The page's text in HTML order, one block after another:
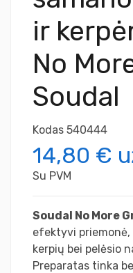
ir
No
Soudal
Kodas 540444
14,80 €
Su PVM
Soudal No More
efektyvi
kerpių bei pelėsio
Preparatas tinka